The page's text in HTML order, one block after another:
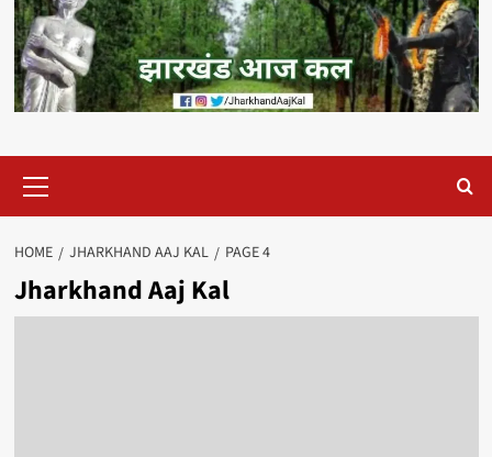
Menu
HOME JHARKHAND AAJ KAL PAGE 4
Jharkhand Aaj Kal